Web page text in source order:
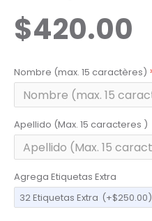
$420.00
Nombre (max. 15 caractères)
Apellido (Max. 15 caracteres )
Agrega Etiquetas Extra
32 Etiquetas Extra (+$250.00)